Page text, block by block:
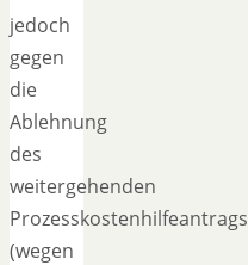
jedoch
gegen
die
Ablehnung
des
weitergehenden
Prozesskostenhilfeantrags
(wegen